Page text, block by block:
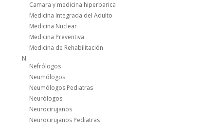
Camara y medicina hiperbarica
Medicina Integrada del Adulto
Medicina Nuclear
Medicina Preventiva
Medicina de Rehabilitación
N
Nefrólogos
Neumólogos
Neumólogos Pediatras
Neurólogos
Neurocirujanos
Neurocirujanos Pediatras